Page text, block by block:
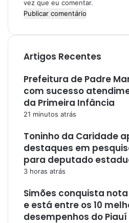
vez que eu comentar.
Artigos Recentes
Prefeitura de Padre
com sucesso
da Primeira Infância
21 minutos atrás
Toninho da Caridade
destaques em
para deputado
3 horas atrás
Simões conquista nota
e está entre os 10
desempenhos do